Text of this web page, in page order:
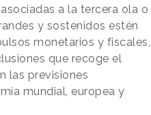
asociadas a la tercera ola o
y sostenidos estén
monetarios y fiscales,
que recoge el
las previsiones
mundial, europea y